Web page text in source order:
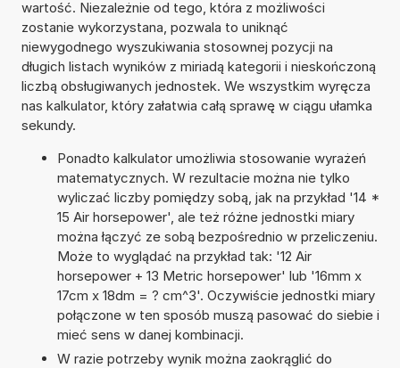
wartość. Niezależnie od tego, która z możliwości
zostanie wykorzystana, pozwala to uniknąć
niewygodnego wyszukiwania stosownej pozycji na
długich listach wyników z miriadą kategorii i nieskończoną
liczbą obsługiwanych jednostek. We wszystkim wyręcza
nas kalkulator, który załatwia całą sprawę w ciągu ułamka
sekundy.
Ponadto kalkulator umożliwia stosowanie wyrażeń
matematycznych. W rezultacie można nie tylko
wyliczać liczby pomiędzy sobą, jak na przykład '14 *
15 Air horsepower', ale też różne jednostki miary
można łączyć ze sobą bezpośrednio w przeliczeniu.
Może to wyglądać na przykład tak: '12 Air
horsepower + 13 Metric horsepower' lub '16mm x
17cm x 18dm = ? cm^3'. Oczywiście jednostki miary
połączone w ten sposób muszą pasować do siebie i
mieć sens w danej kombinacji.
W razie potrzeby wynik można zaokrąglić do